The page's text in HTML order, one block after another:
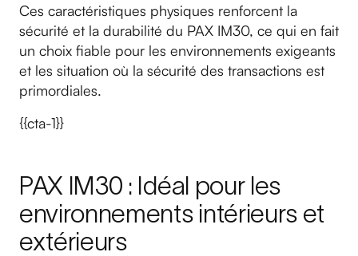
Ces caractéristiques physiques renforcent la
sécurité et la durabilité du PAX IM30, ce qui en fait
un choix fiable pour les environnements exigeants
et les situation où la sécurité des transactions est
primordiales.
{{cta-1}}
PAX IM30 : Idéal pour les
environnements intérieurs et
extérieurs